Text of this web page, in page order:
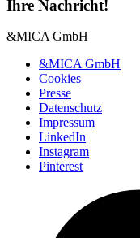
Ihre Nach­richt!
&MICA GmbH
&MICA GmbH
Cookies
Presse
Daten­schutz
Impressum
LinkedIn
Instagram
Pinterest